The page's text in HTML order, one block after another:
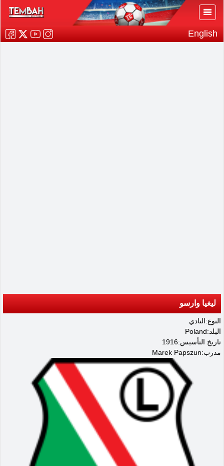
English
ليغيا وارسو
النوع:النادي
البلد:Poland
تاريخ التأسيس:1916
مدرب:Marek Papszun